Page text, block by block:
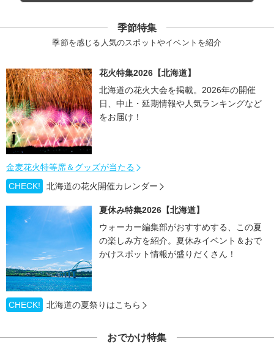
季節特集
季節を感じる人気のスポットやイベントを紹介
花火特集2026【北海道】
北海道の花火大会を掲載。2026年の開催
日、中止・延期情報や人気ランキングなど
をお届け！
金麦花火特等席＆グッズが当たる
CHECK!
北海道の花火開催カレンダー
夏休み特集2026【北海道】
ウォーカー編集部がおすすめする、この夏
の楽しみ方を紹介。夏休みイベント＆おで
かけスポット情報が盛りだくさん！
CHECK! 北海道の夏祭りはこちら
おでかけ特集